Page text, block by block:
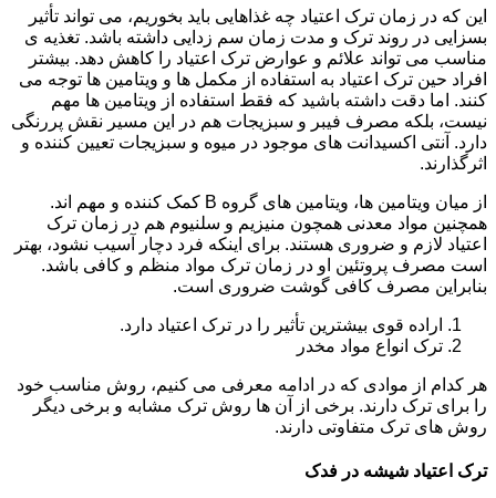
این که در زمان ترک اعتیاد چه غذاهایی باید بخوریم، می تواند تأثیر
بسزایی در روند ترک و مدت زمان سم زدایی داشته باشد. تغذیه ی
مناسب می تواند علائم و عوارض ترک اعتیاد را کاهش دهد. بیشتر
افراد حین ترک اعتیاد به استفاده از مکمل ها و ویتامین ها توجه می
کنند. اما دقت داشته باشید که فقط استفاده از ویتامین ها مهم
نیست، بلکه مصرف فیبر و سبزیجات هم در این مسیر نقش پررنگی
دارد. آنتی اکسیدانت های موجود در میوه و سبزیجات تعیین کننده و
اثرگذارند.
از میان ویتامین ها، ویتامین های گروه B کمک کننده و مهم اند.
همچنین مواد معدنی همچون منیزیم و سلنیوم هم در زمان ترک
اعتیاد لازم و ضروری هستند. برای اینکه فرد دچار آسیب نشود، بهتر
است مصرف پروتئین او در زمان ترک مواد منظم و کافی باشد.
بنابراین مصرف کافی گوشت ضروری است.
اراده قوی بیشترین تأثیر را در ترک اعتیاد دارد.
ترک انواع مواد مخدر
هر کدام از موادی که در ادامه معرفی می کنیم، روش مناسب خود
را برای ترک دارند. برخی از آن ها روش ترک مشابه و برخی دیگر
روش های ترک متفاوتی دارند.
ترک اعتیاد شیشه در فدک